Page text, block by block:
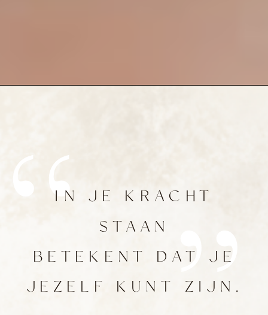
IN JE KRACHT
STAAN
BETEKENT DAT JE
JEZELF KUNT ZIJN.